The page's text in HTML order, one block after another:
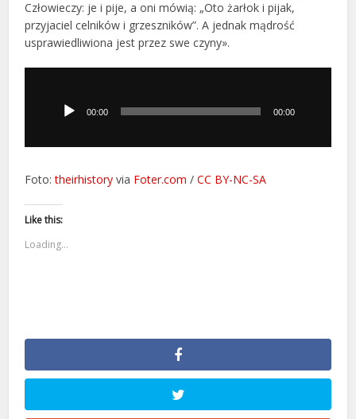
Człowieczy: je i pije, a oni mówią: „Oto żarłok i pijak,
przyjaciel celników i grzeszników”. A jednak mądrość
usprawiedliwiona jest przez swe czyny».
dźwiękowych00:00 00:00
Foto:theirhistory via Foter.com /CC BY-NC-SA
Like this:
Loading...